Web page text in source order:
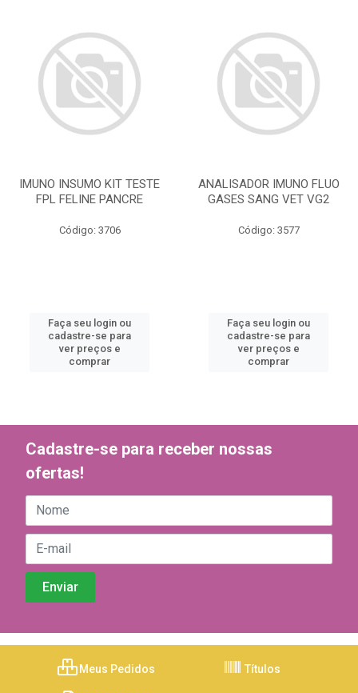
IMUNO INSUMO KIT TESTE
FPL FELINE PANCRE
Código: 3706
Faça seu login ou
cadastre-se para
ver preços e
comprar
ANALISADOR IMUNO FLUO
GASES SANG VET VG2
Código: 3577
Faça seu login ou
cadastre-se para
ver preços e
comprar
Cadastre-se para receber nossas
ofertas!
Meus Pedidos Títulos